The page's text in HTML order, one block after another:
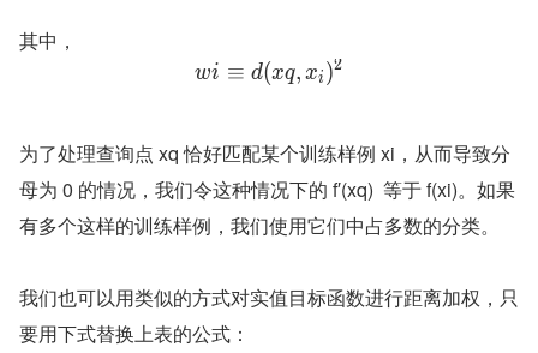
其中，
wi ≡ d(xq, xi )2
为了处理查询点 xq 恰好匹配某个训练样例 xi，从而导致分
母为 0 的情况，我们令这种情况下的 f′(xq)  等于 f(xi)。如果
有多个这样的训练样例，我们使用它们中占多数的分类。
我们也可以用类似的方式对实值目标函数进行距离加权，只
要用下式替换上表的公式：